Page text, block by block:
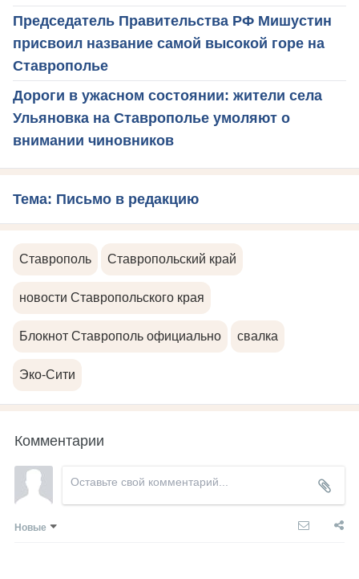
Председатель Правительства РФ Мишустин
присвоил название самой высокой горе на
Ставрополье
Дороги в ужасном состоянии: жители села
Ульяновка на Ставрополье умоляют о
внимании чиновников
Тема: Письмо в редакцию
Ставрополь Ставропольский край
новости Ставропольского края
Блокнот Ставрополь официально свалка
Эко-Сити
Комментарии
Новые